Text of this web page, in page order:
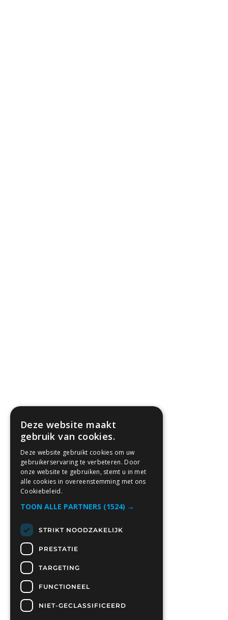
Deze website maakt
gebruik van cookies.
Deze website gebruikt cookies om uw
gebruikerservaring te verbeteren. Door
onze website te gebruiken, stemt u in met
alle cookies in overeenstemming met ons
Cookiebeleid.
TOON ALLE PARTNERS (1524) →
STRIKT NOODZAKELIJK
PRESTATIE
TARGETING
FUNCTIONEEL
NIET-GECLASSIFICEERD